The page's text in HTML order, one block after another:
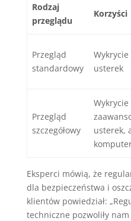
Rodzaj
przeglądu
Korzyści
Przegląd
standardowy
usterek
Przegląd
szczegółowy
Wykrycie
usterek,
Eksperci mówią, że
dla bezpieczeństwa i
klientów powiedział:
techniczne pozwoliły